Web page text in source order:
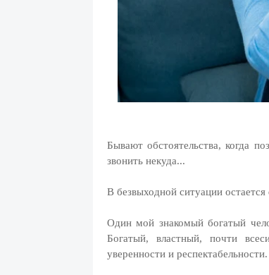
Бывают обстоятельства, когда
звонить некуда...
В безвыходной ситуации
Один мой знакомый богатый
Богатый, властный, почти
уверенности и